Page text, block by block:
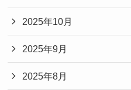
2025年10月
2025年9月
2025年8月